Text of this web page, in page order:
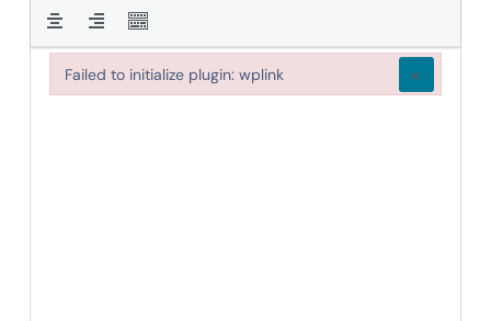
Failed to initialize plugin: wplink ×
Failed to initialize plugin: wplink